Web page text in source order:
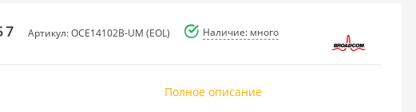
Артикул: OCE14102B-UM (EOL) Наличие: много
Полное описание